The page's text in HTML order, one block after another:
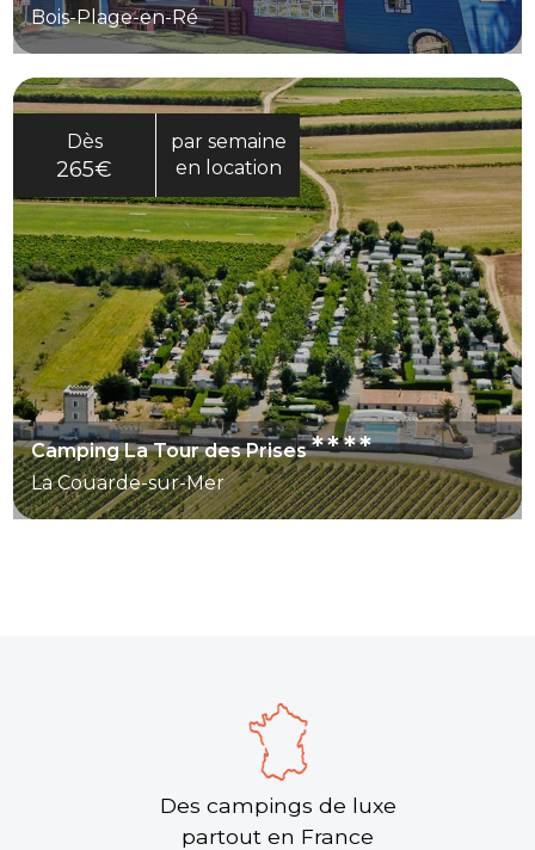
Bois-Plage-en-Ré
Dès
265€
par semaine
en location
Camping La Tour des Prises****
La Couarde-sur-Mer
Des campings de luxe
partout en France